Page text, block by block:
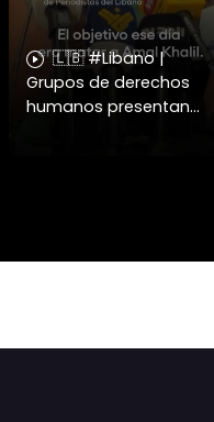
🇱🇧 #Libano |
Grupos de derechos
humanos presentan